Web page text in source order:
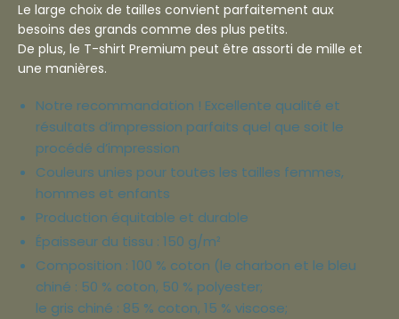
Le large choix de tailles convient parfaitement aux
besoins des grands comme des plus petits.
De plus, le T-shirt Premium peut être assorti de mille et
une manières.
Notre recommandation ! Excellente qualité et
résultats d’impression parfaits quel que soit le
procédé d’impression
Couleurs unies pour toutes les tailles femmes,
hommes et enfants
Production équitable et durable
Épaisseur du tissu : 150 g/m²
Composition : 100 % coton (le charbon et le bleu
chiné : 50 % coton, 50 % polyester;
le gris chiné : 85 % coton, 15 % viscose;